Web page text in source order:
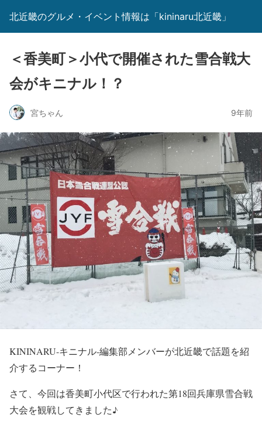
北近畿のグルメ・イベント情報は「kininaru北近畿」
＜香美町＞小代で開催された雪合戦大
会がキニナル！？
宮ちゃん 9年前
KININARU-キニナル-編集部メンバーが北近畿で話題を紹
介するコーナー！
さて、今回は香美町小代区で行われた第18回兵庫県雪合戦
大会を観戦してきました♪